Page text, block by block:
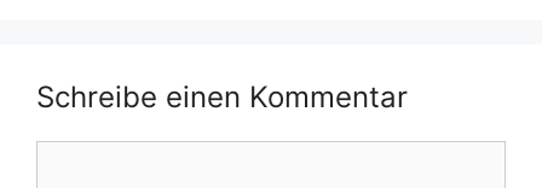
Schreibe einen Kommentar